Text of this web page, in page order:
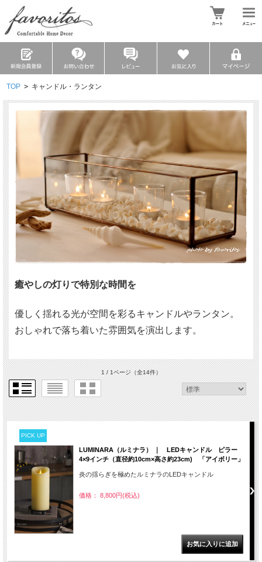
TOP > キャンドル・ランタン
癒やしの灯りで特別な時間を
優しく揺れる光が空間を彩るキャンドルやランタン。
おしゃれで落ち着いた雰囲気を演出します。
1 / 1ページ（全14件）
PICK UP
LUMINARA（ルミナラ） ｜ LEDキャンドル ピラー
4×9インチ（直径約10cm×高さ約23cm) 「アイボリー」
炎の揺らぎを極めたルミナラのLEDキャンドル
価格： 8,800円(税込)